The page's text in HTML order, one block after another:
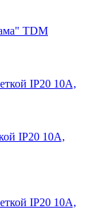
TDM
IP20 10А,